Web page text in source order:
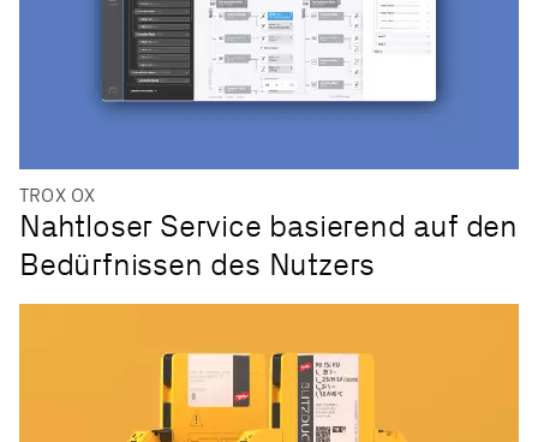
TROX OX
Nahtloser Service basierend auf den
Bedürfnissen des Nutzers